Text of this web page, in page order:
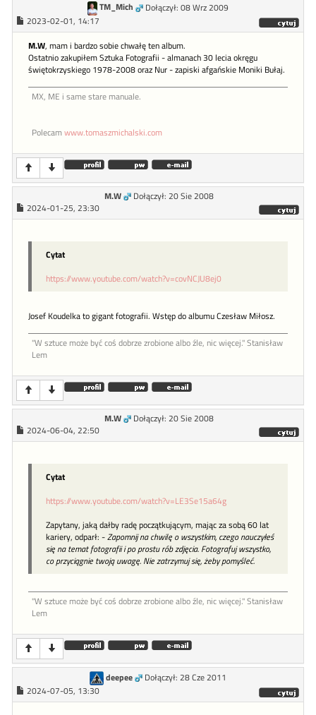
TM_Mich
Dołączył: 08 Wrz 2009
2023-02-01, 14:17
M.W, mam i bardzo sobie chwałę ten album.
Ostatnio zakupiłem Sztuka Fotografii - almanach 30 lecia okręgu
świętokrzyskiego 1978-2008 oraz Nur - zapiski afgańskie Moniki Bułaj.
MX, ME i same stare manuale.
Polecamwww.tomaszmichalski.com
M.W
Dołączył: 20 Sie 2008
2024-01-25, 23:30
Cytat
https://www.youtube.com/watch?v=covNCJU8ej0
Josef Koudelka to gigant fotografii. Wstęp do albumu Czesław Miłosz.
"W sztu­ce może być coś dob­rze zro­bione al­bo źle, nic więcej." Stanisław
Lem
M.W
Dołączył: 20 Sie 2008
2024-06-04, 22:50
Cytat
https://www.youtube.com/watch?v=LE3Se15a64g
Zapytany, jaką dałby radę początkującym, mając za sobą 60 lat
kariery, odparł: -Zapomnij na chwilę o wszystkim, czego nauczyłeś
się na temat fotografii i po prostu rób zdjęcia. Fotografuj wszystko,
co przyciągnie twoją uwagę. Nie zatrzymuj się, żeby pomyśleć.
"W sztu­ce może być coś dob­rze zro­bione al­bo źle, nic więcej." Stanisław
Lem
deepee
Dołączył: 28 Cze 2011
2024-07-05, 13:30